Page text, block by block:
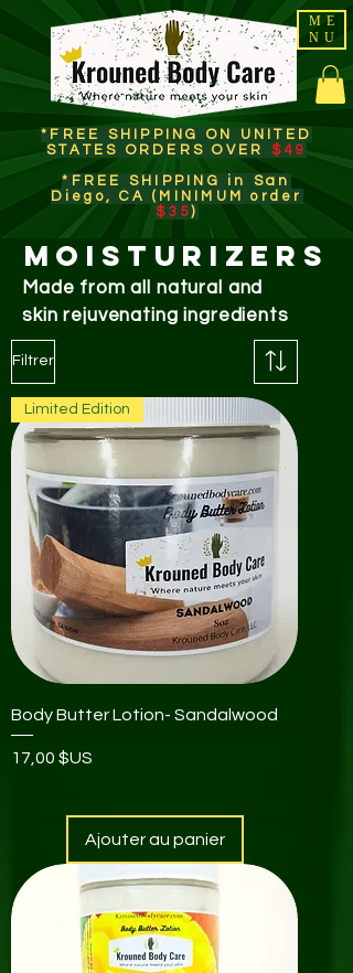
ME
NU
*FREE SHIPPING ON UNITED
STATES ORDERS OVER $49
*FREE SHIPPING in San
Diego, CA (MINIMUM order
$35)​
MOISTURIZERS
Made from all natural and
skinrejuvenatingingredients
Filtrer
Limited Edition
Body Butter Lotion- Sandalwood
Prix
17,00 $US
Ajouter au panier